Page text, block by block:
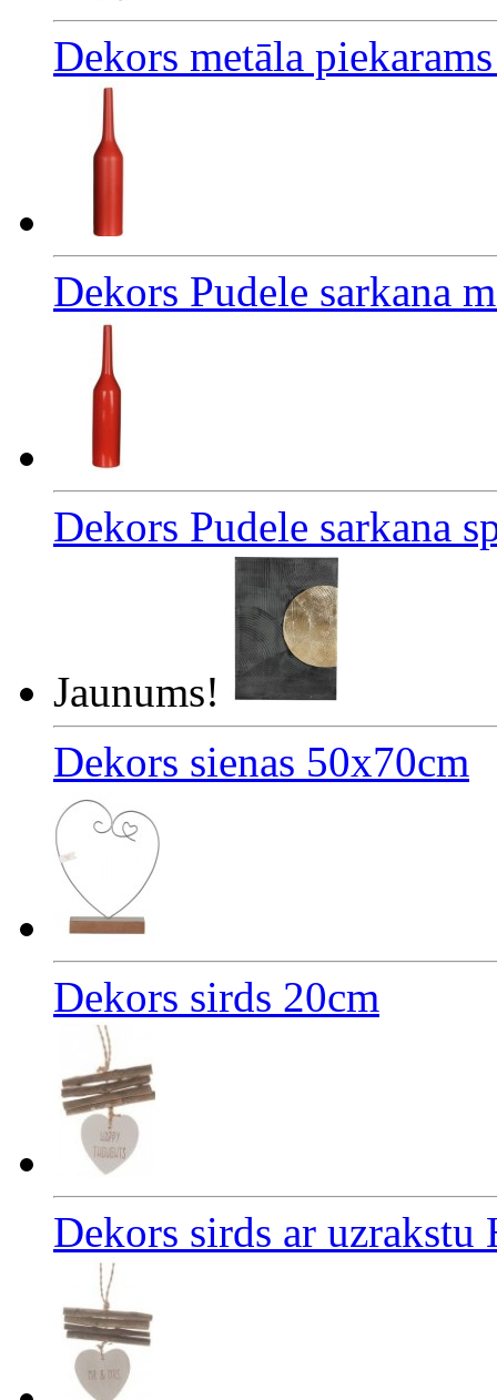
Dekors metāla
Dekors Pudele sarkana
Dekors Pudele sarkana
Jaunums!
Dekors sienas 50x70cm
Dekors sirds 20cm
Dekors sirds ar uzrakstu